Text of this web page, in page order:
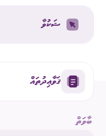
ޝަކުވާ
ޤަވާޢިދުތައް
ބާވަތް